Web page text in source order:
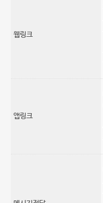
웹링크
앱링크